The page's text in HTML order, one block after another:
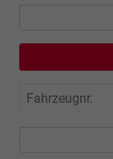
Fahrzeugnr.